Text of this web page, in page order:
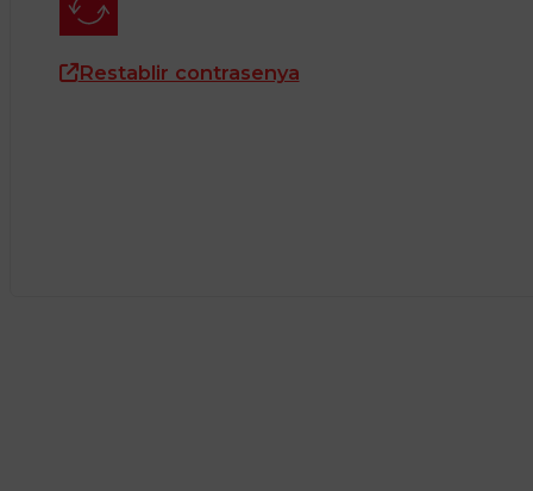
Restablir contrasenya